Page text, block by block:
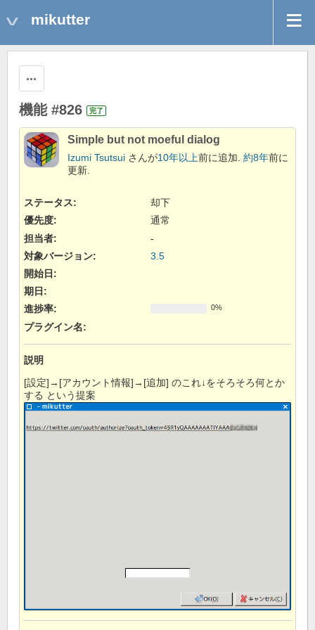
mikutter
機能 #826 完了
Simple but not moeful dialog
Izumi Tsutsui さんが10年以上前に追加. 約8年前に
更新.
ステータス:
却下
優先度:
通常
担当者:
-
対象バージョン:
3.5
開始日:
期日:
進捗率:
0%
プラグイン名:
説明
[設定]→[アカウント情報]→[追加] のこれ↓をそろそろ何とか
する という提案